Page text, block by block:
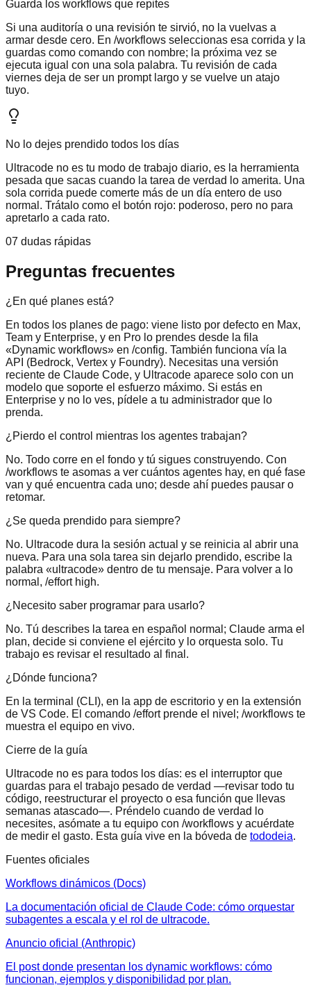
Guarda los workflows que repites
Si una auditoría o una revisión te sirvió, no la vuelvas a
armar desde cero. En /workflows seleccionas esa corrida y la
guardas como comando con nombre; la próxima vez se
ejecuta igual con una sola palabra. Tu revisión de cada
viernes deja de ser un prompt largo y se vuelve un atajo
tuyo.
No lo dejes prendido todos los días
Ultracode no es tu modo de trabajo diario, es la herramienta
pesada que sacas cuando la tarea de verdad lo amerita. Una
sola corrida puede comerte más de un día entero de uso
normal. Trátalo como el botón rojo: poderoso, pero no para
apretarlo a cada rato.
07 dudas rápidas
Preguntas frecuentes
¿En qué planes está?
En todos los planes de pago: viene listo por defecto en Max,
Team y Enterprise, y en Pro lo prendes desde la fila
«Dynamic workflows» en /config. También funciona vía la
API (Bedrock, Vertex y Foundry). Necesitas una versión
reciente de Claude Code, y Ultracode aparece solo con un
modelo que soporte el esfuerzo máximo. Si estás en
Enterprise y no lo ves, pídele a tu administrador que lo
prenda.
¿Pierdo el control mientras los agentes trabajan?
No. Todo corre en el fondo y tú sigues construyendo. Con
/workflows te asomas a ver cuántos agentes hay, en qué fase
van y qué encuentra cada uno; desde ahí puedes pausar o
retomar.
¿Se queda prendido para siempre?
No. Ultracode dura la sesión actual y se reinicia al abrir una
nueva. Para una sola tarea sin dejarlo prendido, escribe la
palabra «ultracode» dentro de tu mensaje. Para volver a lo
normal, /effort high.
¿Necesito saber programar para usarlo?
No. Tú describes la tarea en español normal; Claude arma el
plan, decide si conviene el ejército y lo orquesta solo. Tu
trabajo es revisar el resultado al final.
¿Dónde funciona?
En la terminal (CLI), en la app de escritorio y en la extensión
de VS Code. El comando /effort prende el nivel; /workflows te
muestra el equipo en vivo.
Cierre de la guía
Ultracode no es para todos los días: es el interruptor que
guardas para el trabajo pesado de verdad —revisar todo tu
código, reestructurar el proyecto o esa función que llevas
semanas atascado—. Préndelo cuando de verdad lo
necesites, asómate a tu equipo con /workflows y acuérdate
de medir el gasto. Esta guía vive en la bóveda de tododeia.
Fuentes oficiales
Workflows dinámicos (Docs)
La documentación oficial de Claude Code: cómo orquestar
subagentes a escala y el rol de ultracode.
Anuncio oficial (Anthropic)
El post donde presentan los dynamic workflows: cómo
funcionan, ejemplos y disponibilidad por plan.